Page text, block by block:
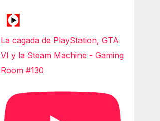
La cagada de PlayStation, GTA
VI y la Steam Machine - Gaming
Room #130